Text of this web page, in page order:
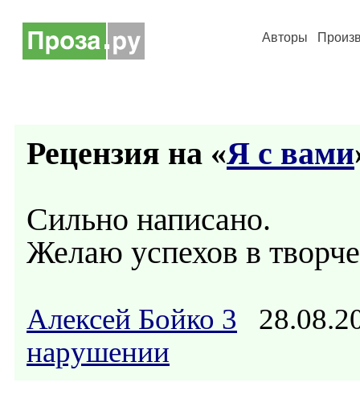
Авторы
Рецензия на «Я с вами
Сильно написано.
Желаю успехов в
Алексей Бойко 3
нарушении